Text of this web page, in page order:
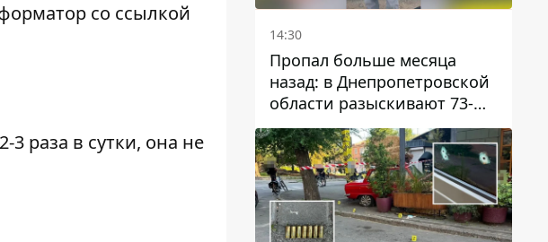
со ссылкой
3 раза в сутки, она не
14:30
Пропал больше месяца
назад: в Днепропетровской
области разыскивают 73-
летнего мужчину